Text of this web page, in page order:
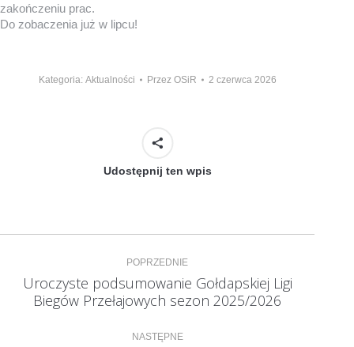
zakończeniu prac.
Do zobaczenia już w lipcu!
Kategoria: Aktualności Przez OSiR 2 czerwca 2026
Udostępnij ten wpis
Nawigacja
wpisów
POPRZEDNIE
Poprzedni
wpis:
Uroczyste podsumowanie Gołdapskiej Ligi
Biegów Przełajowych sezon 2025/2026
NASTĘPNE